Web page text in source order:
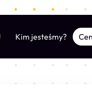
Kim jesteśmy?